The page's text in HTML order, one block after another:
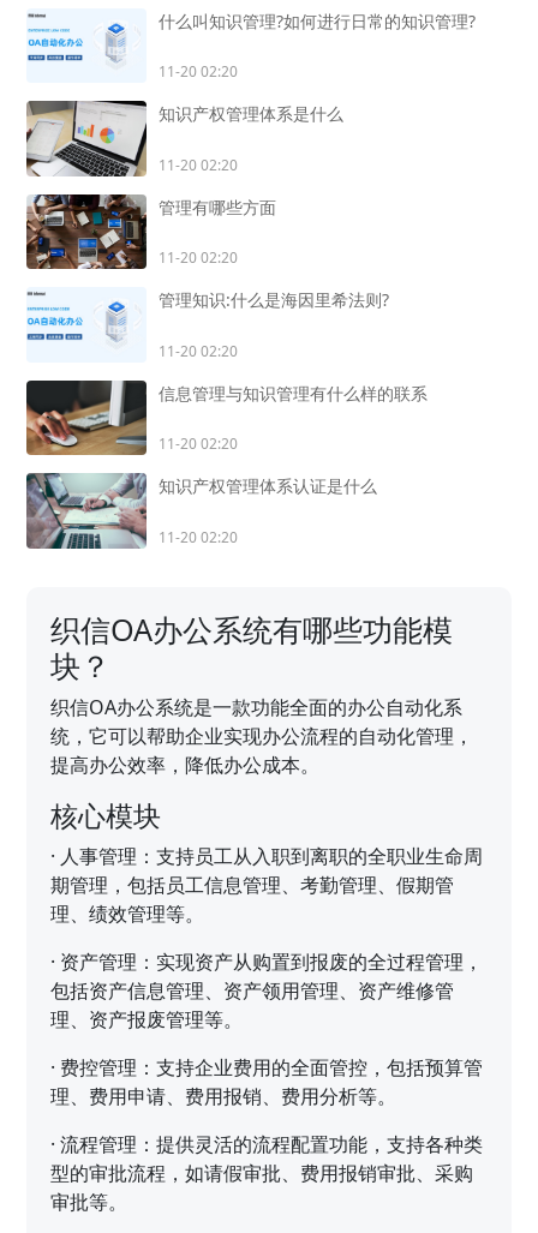
什么叫知识管理?如何进行日常的知识管理?
11-20 02:20
知识产权管理体系是什么
11-20 02:20
管理有哪些方面
11-20 02:20
管理知识:什么是海因里希法则?
11-20 02:20
信息管理与知识管理有什么样的联系
11-20 02:20
知识产权管理体系认证是什么
11-20 02:20
织信OA办公系统有哪些功能模
块？
织信OA办公系统是一款功能全面的办公自动化系
统，它可以帮助企业实现办公流程的自动化管理，
提高办公效率，降低办公成本。
核心模块
· 人事管理：支持员工从入职到离职的全职业生命周
期管理，包括员工信息管理、考勤管理、假期管
理、绩效管理等。
· 资产管理：实现资产从购置到报废的全过程管理，
包括资产信息管理、资产领用管理、资产维修管
理、资产报废管理等。
· 费控管理：支持企业费用的全面管控，包括预算管
理、费用申请、费用报销、费用分析等。
·流程管理：提供灵活的流程配置功能，支持各种类
型的审批流程，如请假审批、费用报销审批、采购
审批等。